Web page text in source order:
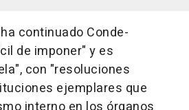
continuado Conde-
de imponer" y es
con "resoluciones
ejemplares que